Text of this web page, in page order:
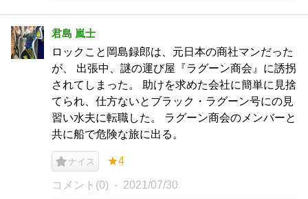
君島 嵐士
ロックこと岡島録郎は、元日本の商社マンだった
が、 出張中、謎の運び屋『ラグーン商会』に誘拐
されてしまった。 助けを求めた会社に簡単に見捨
てられ、仕方ないとブラック・ラグーン号にの見
習い水夫に転職した。 ラグーン商会のメンバーと
共に船で危険な旅に出る。
ナイス ★4
コメント(0) 2021/07/30